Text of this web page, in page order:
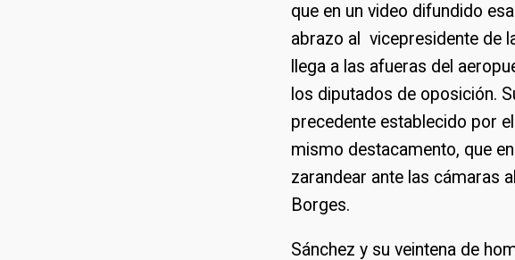
que en un video difundido
abrazo al vicepresidente de
llega a las afueras del
los diputados de oposición.
precedente establecido por
mismo destacamento, que
zarandear ante las cámaras
Borges.
Sánchez y su veintena de